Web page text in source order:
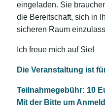
eingeladen. Sie
die Bereitschaft, sich in
sicheren Raum
Ich freue mich auf Sie!
Die Veranstaltung ist
Teilnahmegebühr: 10
Mit der Bitte um